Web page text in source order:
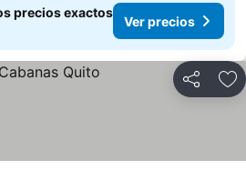
precios exactos
Ver precios
Compartir